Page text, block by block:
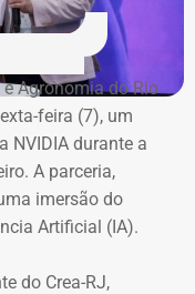
de Jour” e
até 16 de agosto.
adiado
aconteceria a
Estádio Nilton
também foi
da Defesa Civil de
Agronomia do Rio
feira (7), um
NVIDIA durante a
A parceria,
imersão do
Artificial (IA).
do Crea-RJ,